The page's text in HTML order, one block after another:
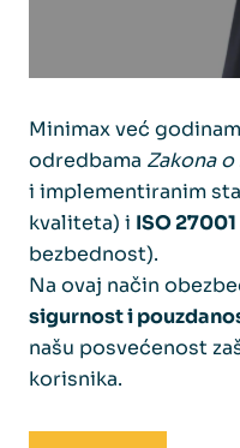
Minimax već
odredbama Zakona
i implementiranim
kvaliteta) i ISO 27001
bezbednost).
Na ovaj način
sigurnost i
našu posvećenost
korisnika.